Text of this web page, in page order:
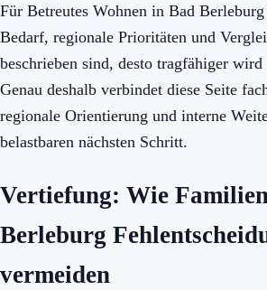
Für Betreutes Wohnen in Bad
Bedarf, regionale Prioritäten und
beschrieben sind, desto tragfähiger
Genau deshalb verbindet diese Seite
regionale Orientierung und interne
belastbaren nächsten Schritt.
Vertiefung: Wie
Berleburg
vermeiden